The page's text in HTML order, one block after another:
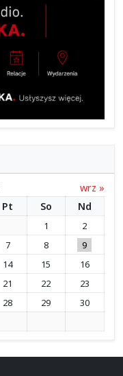
wrz »
Pt So Nd
1
2
7 8
9
14 15
16
21 22
23
28 29
30